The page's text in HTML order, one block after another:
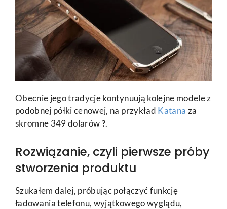
Obecnie jego tradycje kontynuują kolejne modele z
podobnej półki cenowej, na przykład Katana za
skromne 349 dolarów?.
Rozwiązanie, czyli pierwsze próby
stworzenia produktu
Szukałem dalej, próbując połączyć funkcję
ładowania telefonu, wyjątkowego wyglądu,